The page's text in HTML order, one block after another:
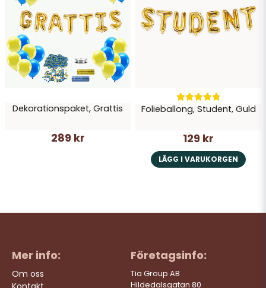
Dekorationspaket, Grattis
289 kr
Folieballong, Student, Guld
129 kr
LÄGG I VARUKORGEN
Mer info:
Om oss
Företagsinfo:
Tia Group AB
Hildedalsgatan 80